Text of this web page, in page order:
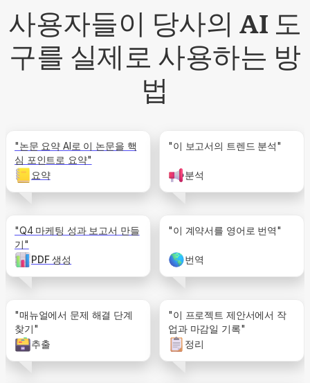
사용자들이 당사의 AI 도
구를 실제로 사용하는 방
법
"논문 요약 AI로 이 논문을 핵
심 포인트로 요약"
요약
"이 보고서의 트렌드 분석"
분석
"Q4 마케팅 성과 보고서 만들
기"
PDF 생성
"이 계약서를 영어로 번역"
번역
"매뉴얼에서 문제 해결 단계
찾기"
추출
"이 프로젝트 제안서에서 작
업과 마감일 기록"
정리